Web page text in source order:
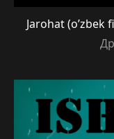
Jarohat